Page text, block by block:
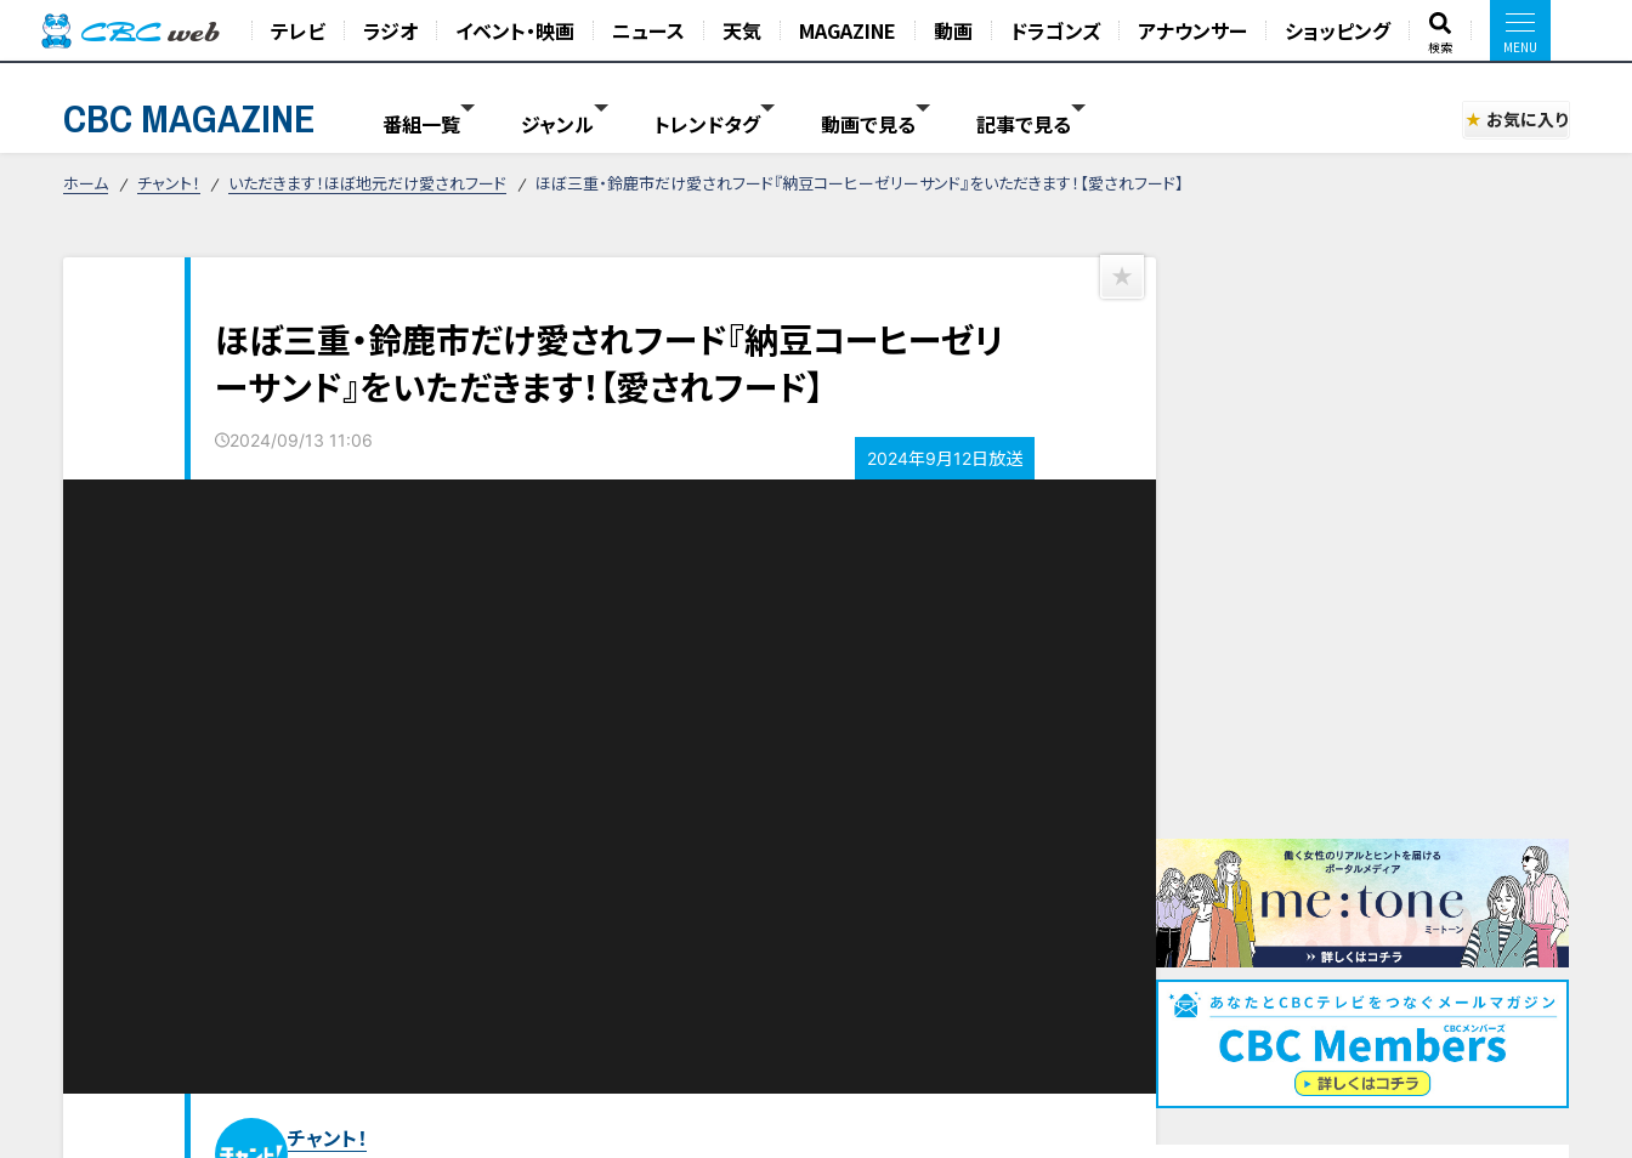
テレビ ラジオ イベント・映画 ニュース 天気 MAGAZINE 動画 ドラゴンズ アナウンサー ショッピング
検索
CBC MAGAZINE 番組一覧 ジャンル トレンドタグ 動画で見る 記事で見る お気に入り
ホーム チャント！ いただきます！ほぼ地元だけ愛されフード ほぼ三重・鈴鹿市だけ愛されフード『納豆コーヒーゼリーサンド』をいただきます！【愛されフード】
ほぼ三重・鈴鹿市だけ愛されフード『納豆コーヒーゼリ
ーサンド』をいただきます！【愛されフード】
2024/09/13 11:06
2024年9月12日放送
チャント！